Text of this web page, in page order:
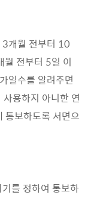
개월 전부터 10
월 전부터 5일 이
일수를 알려주면
용하지 아니한 연
통보하도록 서면으
를 정하여 통보하